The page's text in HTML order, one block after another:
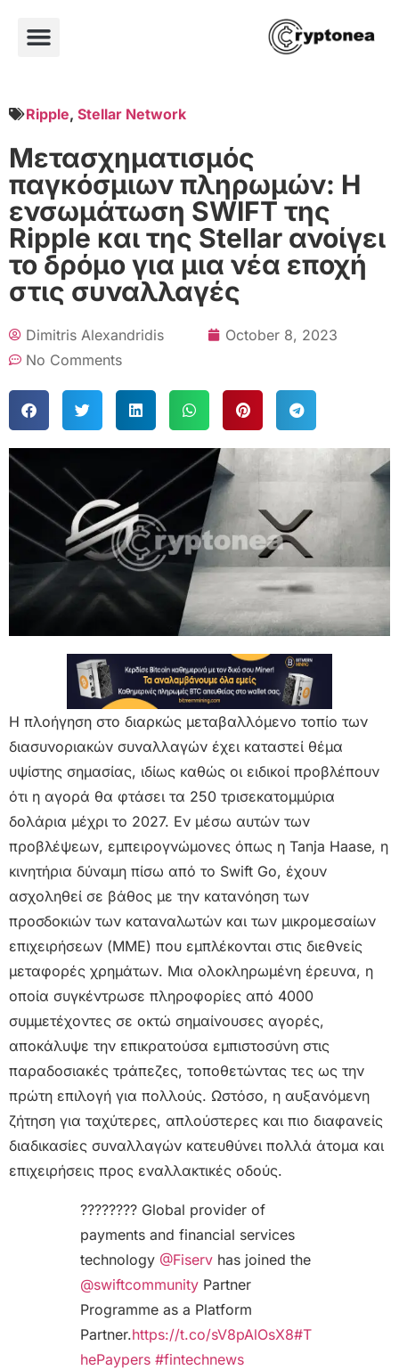
Ripple, Stellar Network
Μετασχηματισμός
παγκόσμιων πληρωμών: Η
ενσωμάτωση SWIFT της
Ripple και της Stellar ανοίγει
το δρόμο για μια νέα εποχή
στις συναλλαγές
Dimitris Alexandridis
October 8, 2023
No Comments
Η πλοήγηση στο διαρκώς μεταβαλλόμενο τοπίο των
διασυνοριακών συναλλαγών έχει καταστεί θέμα
υψίστης σημασίας, ιδίως καθώς οι ειδικοί προβλέπουν
ότι η αγορά θα φτάσει τα 250 τρισεκατομμύρια
δολάρια μέχρι το 2027. Εν μέσω αυτών των
προβλέψεων, εμπειρογνώμονες όπως η Tanja Haase, η
κινητήρια δύναμη πίσω από το Swift Go, έχουν
ασχοληθεί σε βάθος με την κατανόηση των
προσδοκιών των καταναλωτών και των μικρομεσαίων
επιχειρήσεων (ΜΜΕ) που εμπλέκονται στις διεθνείς
μεταφορές χρημάτων. Μια ολοκληρωμένη έρευνα, η
οποία συγκέντρωσε πληροφορίες από 4000
συμμετέχοντες σε οκτώ σημαίνουσες αγορές,
αποκάλυψε την επικρατούσα εμπιστοσύνη στις
παραδοσιακές τράπεζες, τοποθετώντας τες ως την
πρώτη επιλογή για πολλούς. Ωστόσο, η αυξανόμενη
ζήτηση για ταχύτερες, απλούστερες και πιο διαφανείς
διαδικασίες συναλλαγών κατευθύνει πολλά άτομα και
επιχειρήσεις προς εναλλακτικές οδούς.
???????? Global provider of
payments and financial services
technology @Fiserv has joined the
@swiftcommunity Partner
Programme as a Platform
Partner.https://t.co/sV8pAlOsX8#T
hePaypers #fintechnews